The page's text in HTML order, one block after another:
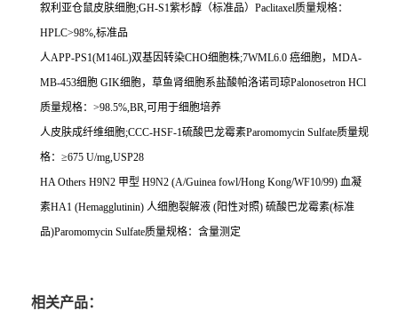
叙利亚仓鼠皮肤细胞;GH-S1紫杉醇（标准品） Paclitaxel质量规格：
HPLC>98%,标准品
人APP-PS1(M146L)双基因转染CHO细胞株;7WML6.0 癌细胞， MDA-
MB-453细胞 GIK细胞，草鱼肾细胞系盐酸帕洛诺司琼Palonosetron HCl
质量规格： >98.5%,BR,可用于细胞培养
人皮肤成纤维细胞;CCC-HSF-1硫酸巴龙霉素Paromomycin Sulfate质量规
格：≥675 U/mg,USP28
HA Others H9N2 甲型 H9N2 (A/Guinea fowl/Hong Kong/WF10/99) 血凝
素HA1 (Hemagglutinin) 人细胞裂解液 (阳性对照) 硫酸巴龙霉素(标准
品)Paromomycin Sulfate质量规格：含量测定
相关产品：